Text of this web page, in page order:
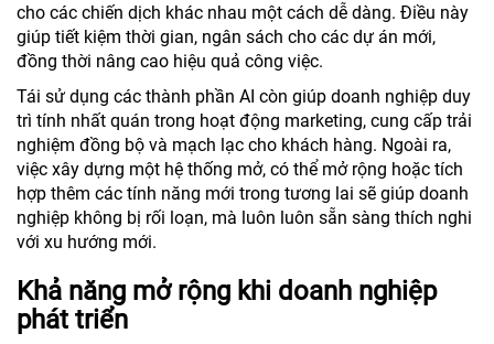
cho các chiến dịch khác nhau một cách dễ dàng. Điều này
giúp tiết kiệm thời gian, ngân sách cho các dự án mới,
đồng thời nâng cao hiệu quả công việc.
Tái sử dụng các thành phần AI còn giúp doanh nghiệp duy
trì tính nhất quán trong hoạt động marketing, cung cấp trải
nghiệm đồng bộ và mạch lạc cho khách hàng. Ngoài ra,
việc xây dựng một hệ thống mở, có thể mở rộng hoặc tích
hợp thêm các tính năng mới trong tương lai sẽ giúp doanh
nghiệp không bị rối loạn, mà luôn luôn sẵn sàng thích nghi
với xu hướng mới.
Khả năng mở rộng khi doanh nghiệp
phát triển